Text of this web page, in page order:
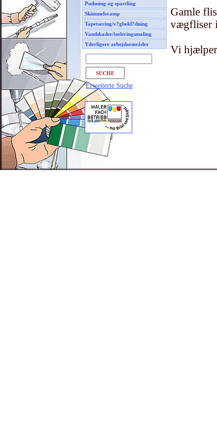
Pudsning og spartling
Skimmelsvamp
Tapetsering/v?gbekl?dning
Vandskader/isoleringsmaling
Yderligere arbejdsområder
Erweiterte Suche
Gamle
vægfliser
Vi hjælper